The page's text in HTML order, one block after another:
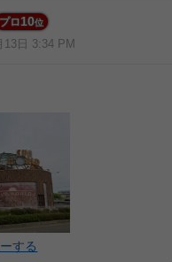
プロ10位
13日 3:34 PM
する